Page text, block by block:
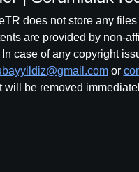
does not store any
are provided by non-
case of any copyright
or
will be removed